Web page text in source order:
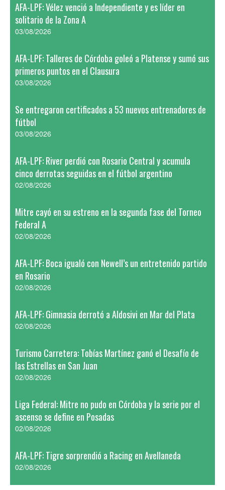
AFA-LPF: Vélez venció a Independiente y es líder en
solitario de la Zona A
03/08/2026
AFA-LPF: Talleres de Córdoba goleó a Platense y sumó sus
primeros puntos en el Clausura
03/08/2026
Se entregaron certificados a 53 nuevos entrenadores de
fútbol
03/08/2026
AFA-LPF: River perdió con Rosario Central y acumula
cinco derrotas seguidas en el fútbol argentino
02/08/2026
Mitre cayó en su estreno en la segunda fase del Torneo
Federal A
02/08/2026
AFA-LPF: Boca igualó con Newell’s un entretenido partido
en Rosario
02/08/2026
AFA-LPF: Gimnasia derrotó a Aldosivi en Mar del Plata
02/08/2026
Turismo Carretera: Tobías Martínez ganó el Desafío de
las Estrellas en San Juan
02/08/2026
Liga Federal: Mitre no pudo en Córdoba y la serie por el
ascenso se define en Posadas
02/08/2026
AFA-LPF: Tigre sorprendió a Racing en Avellaneda
02/08/2026